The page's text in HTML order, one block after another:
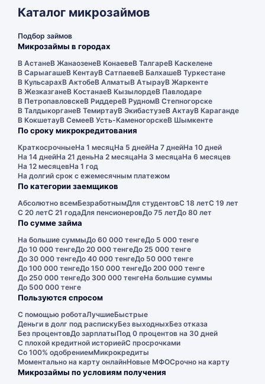
Каталог микрозаймов
Подбор займов
Микрозаймы в городах
В АстанеВ ЖанаозенеВ КонаевеВ ТалгареВ Каскелене
В СарыагашеВ КентауВ СатпаевеВ БалхашеВ Туркестане
В КульсарахВ АктобеВ АлматыВ АтырауВ Жаркенте
В ЖезказганеВ КостанаеВ КызылордеВ Павлодаре
В ПетропавловскеВ РиддереВ РудномВ Степногорске
В ТалдыкорганеВ ТемиртауВ ЭкибастузеВ АктауВ Караганде
В КокшетауВ СемееВ Усть-КаменогорскеВ Шымкенте
По сроку микрокредитования
КраткосрочныеНа 1 месяцНа 5 днейНа 7 днейНа 10 дней
На 14 днейНа 21 деньНа 2 месяцаНа 3 месяцаНа 6 месяцев
На 12 месяцевНа 1 год
На долгий срок с ежемесячным платежом
По категории заемщиков
Абсолютно всемБезработнымДля студентовС 18 летС 19 лет
С 20 летС 21 годаДля пенсионеровДо 75 летДо 80 лет
По сумме займа
На большие суммыДо 60 000 тенгеДо 5 000 тенге
До 10 000 тенгеДо 20 000 тенгеДо 25 000 тенге
До 30 000 тенгеДо 40 000 тенгеДо 50 000 тенге
До 100 000 тенгеДо 150 000 тенгеДо 200 000 тенге
До 250 000 тенгеДо 300 000 тенгеНа большие суммы
До 500 000 тенге
Пользуются спросом
С помощью роботаЛучшиеБыстрые
Деньги в долг под распискуБез выходныхБез отказа
Без процентовДо зарплатыПод 0 процентов на 30 дней
С плохой кредитной историейС просрочками
Со 100% одобрениемМикрокредиты
Моментально на карту онлайнНовые МФОСрочно на карту
Микрозаймы по условиям получения